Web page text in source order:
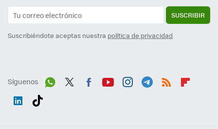
SUSCRIBIR
Suscribiéndote aceptas nuestra política de privacidad
Síguenos